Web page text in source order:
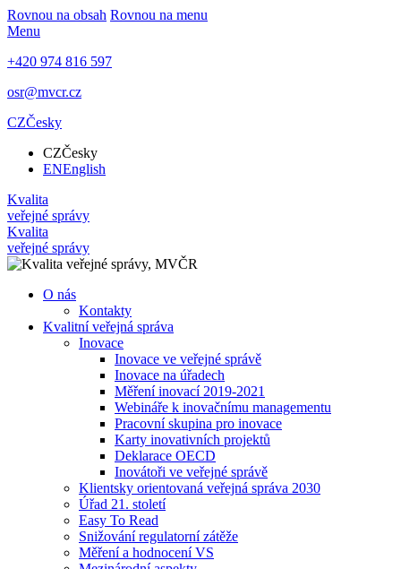
Rovnou na obsah Rovnou na menu
Menu
+420 974 816 597
osr@mvcr.cz
CZČesky
CZČesky
ENEnglish
Kvalita
veřejné správy
Kvalita
veřejné správy
O nás
Kontakty
Kvalitní veřejná správa
Inovace
Inovace ve veřejné správě
Inovace na úřadech
Měření inovací 2019-2021
Webináře k inovačnímu managementu
Pracovní skupina pro inovace
Karty inovativních projektů
Deklarace OECD
Inovátoři ve veřejné správě
Klientsky orientovaná veřejná správa 2030
Úřad 21. století
Easy To Read
Snižování regulatorní zátěže
Měření a hodnocení VS